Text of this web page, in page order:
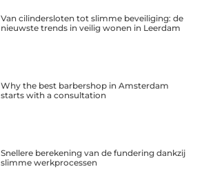
Van cilindersloten tot slimme beveiliging: de
nieuwste trends in veilig wonen in Leerdam
Why the best barbershop in Amsterdam
starts with a consultation
Snellere berekening van de fundering dankzij
slimme werkprocessen